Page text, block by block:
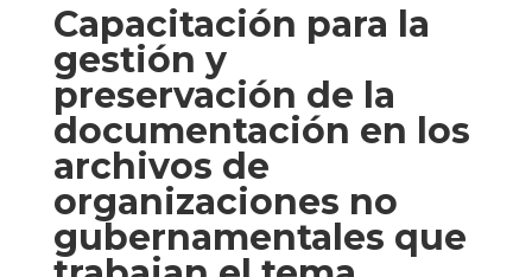
Capacitación para la
gestión y
preservación de la
documentación en los
archivos de
organizaciones no
gubernamentales que